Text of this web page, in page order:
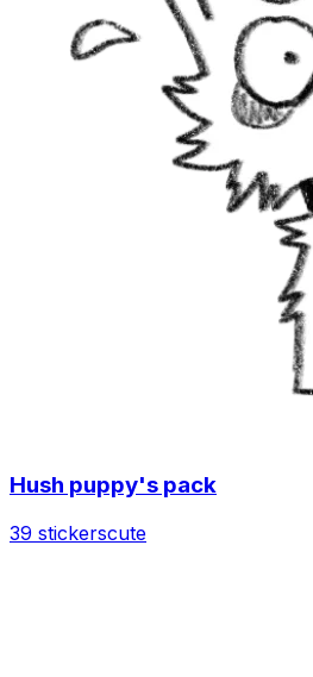
Hush puppy's pack
39 stickerscute